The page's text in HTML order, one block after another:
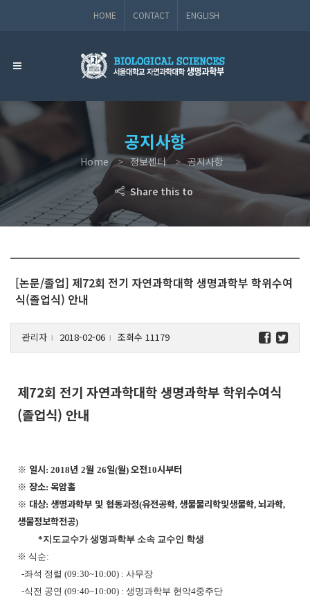
HOME CONTACT ENGLISH
공지사항
Home 정보센터 공지사항
Share this to
[논문/졸업] 제72회 전기 자연과학대학 생명과학부 학위수여
식(졸업식) 안내
관리자 l 2018-02-06 l 조회수 11179
제72회 전기 자연과학대학 생명과학부 학위수여식
(졸업식) 안내
※ 일시: 2018년 2월 26일(월) 오전10시부터
※ 장소: 목암홀
※ 대상: 생명과학부 및 협동과정(유전공학, 생물물리학및생물학, 뇌과학,
생물정보학전공)
*지도교수가 생명과학부 소속 교수인 학생
※ 식순:
-좌석 정렬 (09:30~10:00) : 사무장
-식전 공연 (09:40~10:00) : 생명과학부 현악4중주단